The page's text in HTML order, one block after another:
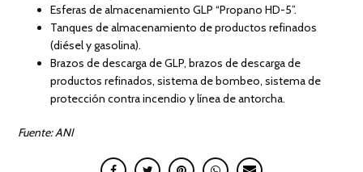
Esferas de almacenamiento GLP “Propano HD-5”.
Tanques de almacenamiento de productos refinados
(diésel y gasolina).
Brazos de descarga de GLP, brazos de descarga de
productos refinados, sistema de bombeo, sistema de
protección contra incendio y línea de antorcha.
Fuente: ANI